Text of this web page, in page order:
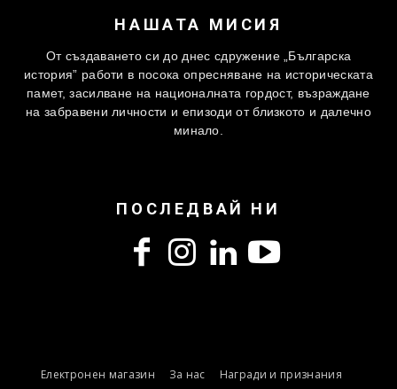
НАШАТА МИСИЯ
От създаването си до днес сдружение „Българска
история” работи в посока опресняване на историческата
памет, засилване на националната гордост, възраждане
на забравени личности и епизоди от близкото и далечно
минало.
ПОСЛЕДВАЙ НИ
Електронен магазин За нас
Награди и признания